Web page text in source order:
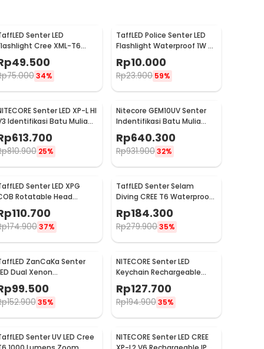
Senter LED
Cree XML-T6
3800 Lumens - E27
49.500
75.000 34%
TaffLED Police Senter LED
Flashlight Waterproof 1W -
TAC2L
Rp10.000
Rp23.900 59%
Senter LED XP-L HI
Identifikasi Batu Mulia
IPX8 500 Lumens - GEM8
613.700
810.900 25%
Nitecore GEM10UV Senter
Indentifikasi Batu Mulia
Gemstone Ultraviolet
Rp640.300
Rp931.90032%
Senter LED XPG
Rotatable Head
Magnetic Tail 10000
- 3189A
110.700
174.900 37%
TaffLED Senter Selam
Diving CREE T6 Waterproof
IP68 10000 Lumens - TG-
S151
Rp184.300
Rp279.90035%
ZanCaKa Senter
Dual Xenon
Rechargeable 10W 13500
- Q3
99.500
152.900 35%
NITECORE Senter LED
Keychain Rechargeable
Waterproof IP65 55
Lumens - Tube V2.0
Rp127.700
Rp194.90035%
Senter UV LED Cree
NITECORE Senter LED CREE